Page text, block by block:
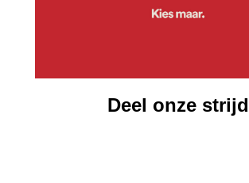
Deel onze strijd